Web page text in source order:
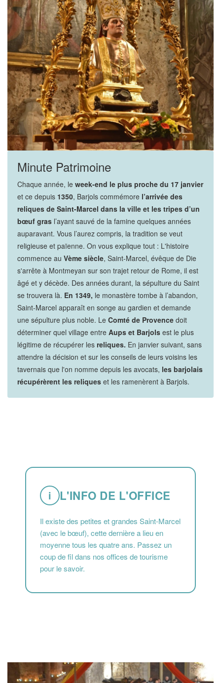
Minute Patrimoine
Chaque année, le week-end le plus proche du 17 janvier
et ce depuis 1350, Barjols commémore l’arrivée des
reliques de Saint-Marcel dans la ville et les tripes d’un
bœuf gras l’ayant sauvé de la famine quelques années
auparavant. Vous l’aurez compris, la tradition se veut
religieuse et païenne. On vous explique tout : L'histoire
commence au Vème siècle, Saint-Marcel, évêque de Die
s'arrête à Montmeyan sur son trajet retour de Rome, il est
âgé et y décède. Des années durant, la sépulture du Saint
se trouvera là. En 1349, le monastère tombe à l’abandon,
Saint-Marcel apparaît en songe au gardien et demande
une sépulture plus noble. Le Comté de Provence doit
déterminer quel village entre Aups et Barjols est le plus
légitime de récupérer les reliques. En janvier suivant, sans
attendre la décision et sur les conseils de leurs voisins les
tavernais que l'on nomme depuis les avocats, les barjolais
récupérèrent les reliques et les ramenèrent à Barjols.
i L'INFO DE L'OFFICE
Il existe des petites et grandes Saint-Marcel
(avec le bœuf), cette dernière a lieu en
moyenne tous les quatre ans. Passez un
coup de fil dans nos offices de tourisme
pour le savoir.